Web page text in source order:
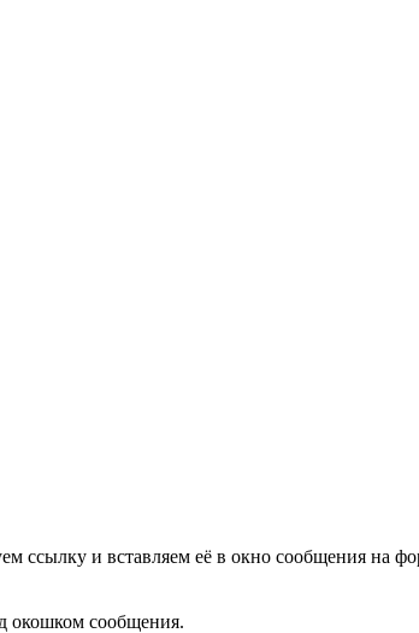
ссылку и вставляем её в окно сообщения на
окошком сообщения.